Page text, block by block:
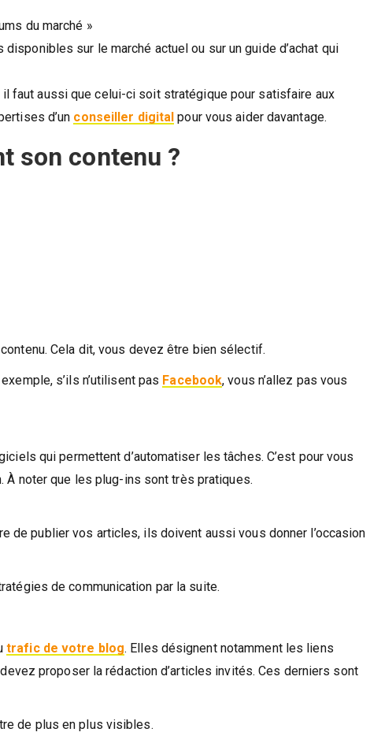
du marché »
sur le marché actuel ou sur un guide d’achat qui
il faut aussi que celui-ci soit stratégique pour satisfaire aux
d’un conseiller digital pour vous aider davantage.
son contenu ?
Cela dit, vous devez être bien sélectif.
s’ils n’utilisent pas Facebook, vous n’allez pas vous
qui permettent d’automatiser les tâches. C’est pour vous
À noter que les plug-ins sont très pratiques.
de publier vos articles, ils doivent aussi vous donner l’occasion
de communication par la suite.
trafic de votre blog. Elles désignent notamment les liens
proposer la rédaction d’articles invités. Ces derniers sont
de plus en plus visibles.